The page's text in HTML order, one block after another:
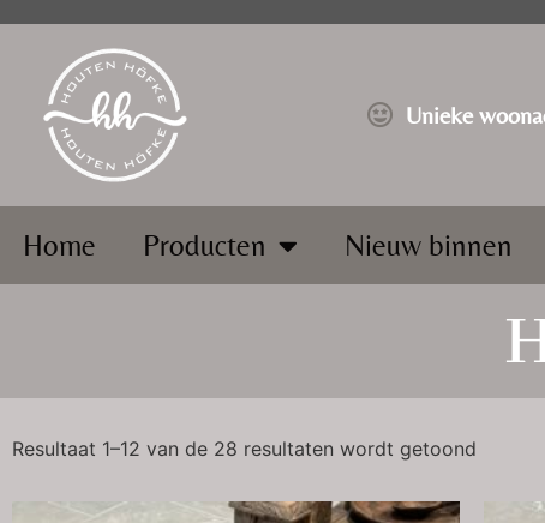
⁠Unieke
Home Producten Nieuw binnen
Resultaat 1–12 van de 28 resultaten wordt getoond